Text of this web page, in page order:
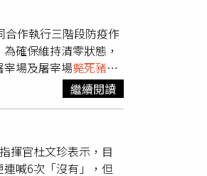
擅赴應予靜置乾燥
重大違失。彈劾案文
會強調114年案例場
率前往稽查廚餘蒸
遭環境部現場確認不
彈劾人周百俊為臺中
接連獲告案例場豬隻
訪視及採檢；被彈劾
先機。案例場爆發非
再利用許可。環保署
月6日前公告。陳駿季
GPS，才能清運廚
眾都希望禁用，國家
廚餘如何去化及輔導
春米表示，屏東養豬規
養豬協會日前揚言，
豬，需落實安全蒸
合作執行三階段防疫作
確保維持清零狀態，
場及屠宰場斃死豬隻
並進行加強後市場稽查
異常，應立即通報所在
市場需求及產業意見
收益。農業部說明，
由農業部即時掌握，
繼續閱讀
揮官杜文珍表示，目
喊6次「沒有」，但